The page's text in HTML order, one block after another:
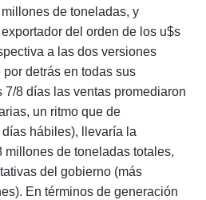
de toneladas, y
del orden de los u$s
a las dos versiones
detrás en todas sus
8 días las ventas promediaron
un ritmo que de
hábiles), llevaría la
de toneladas totales,
del gobierno (más
En términos de generación